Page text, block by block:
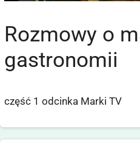
Rozmowy o
gastronomii
część 1 odcinka Marki TV